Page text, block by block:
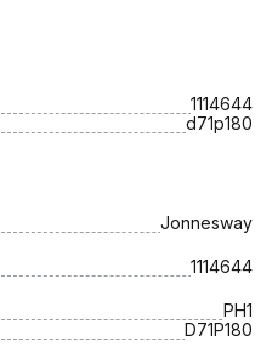
1114644
d71p180
Jonnesway
1114644
PH1
D71P180